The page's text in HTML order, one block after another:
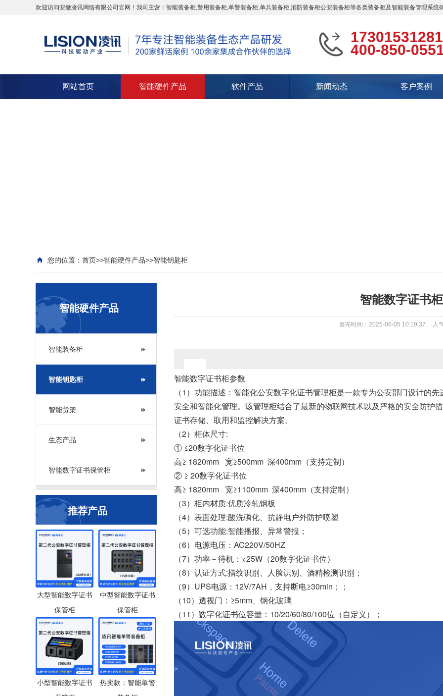
欢迎访问安徽凌讯网络有限公司官网！我司主营：智能装备柜,警用装备柜,单警装备柜,单兵装备柜,消防装备柜公安装备柜等各类装备柜及智能装备管理系统
17301531281
400-850-
网站首页 智能硬件产品 软件产品 新闻动态 客户案例
您的位置： 首页>>智能硬件产品>>智能钥匙柜
智能硬件产品
智能装备柜
智能钥匙柜
智能货架
生态产品
智能数字证书保管柜
推荐产品
大型智能数字证书
保管柜
中型智能数字证书
保管柜
小型智能数字证书
热卖款：智能单警
智能数字证书柜
发布时间：2025-06-05 10:19:37 人
智能数字证书柜参数
（1）功能描述：智能化公安数字化证书管理柜是一款专为公安部门设计的
安全和智能化管理。该管理柜结合了最新的物联网技术以及严格的安全防护
证书存储、取用和监控解决方案。
（2）柜体尺寸:
① ≤20数字化证书位
高≥ 1820mm 宽≥500mm 深400mm（支持定制）
② ≥ 20数字化证书位
高≥ 1820mm 宽≥1100mm 深400mm（支持定制）
（3）柜内材质:优质冷轧钢板
（4）表面处理:酸洗磷化、抗静电户外防护喷塑
（5）可选功能:智能播报、异常警报；
（6）电源电压：AC220V/50HZ
（7）功率－待机：<25W（20数字化证书位）
（8）认证方式:指纹识别、人脸识别、酒精检测识别；
（9）UPS电源：12V/7AH，支持断电≥30min；；
（10）透视门：≥5mm、钢化玻璃
（11）数字化证书位容量：10/20/60/80/100位（自定义）；